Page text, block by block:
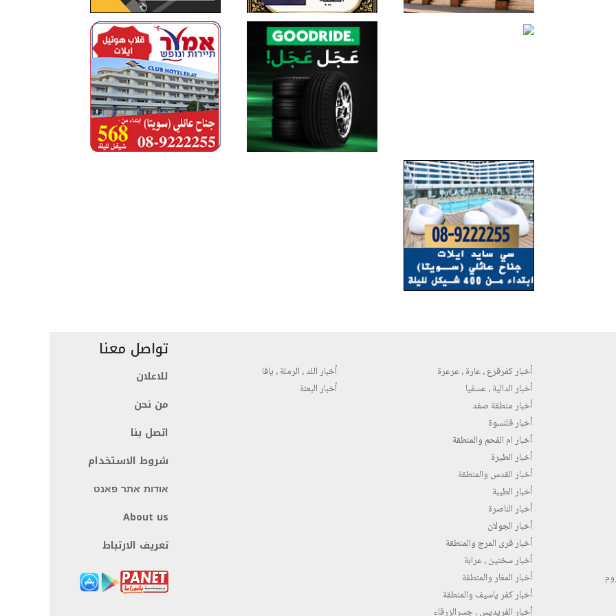
أخبار كفرقرع ، عارة ، عرعرة
أخبار الدالية ، عسفيا
أخبار منطقة صفد
أخبار قلنسوة
أخبار ام الفحم والمنطقة
أخبار الطيرة
أخبار القدس والمنطقة
أخبار الطيبة
أخبار الناصرة
أخبار الجولان
أخبار قرى المرج والمنطقة
أخبار سخنين ، عرابة
أخبار المغار والمنطقة
أخبار كفر ياسيف والمنطقة
أخبار الفريديس ، جسرالزرقاء
أخبار اللد ، الرملة ، يافا
أخبار البعنة
تواصل معنا
للاعلان
من نحن
اتصل بنا
شروط الاستخدام
אודות אתר פאנט
About us
تعريف الارتباط